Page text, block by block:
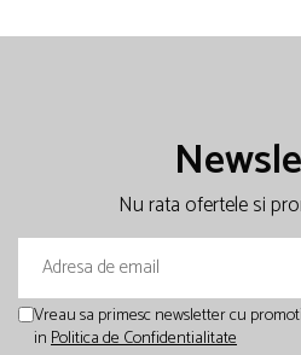
Nu rata ofertele si
Vreau sa primesc newsletter cu
inPolitica de Confidentialitate